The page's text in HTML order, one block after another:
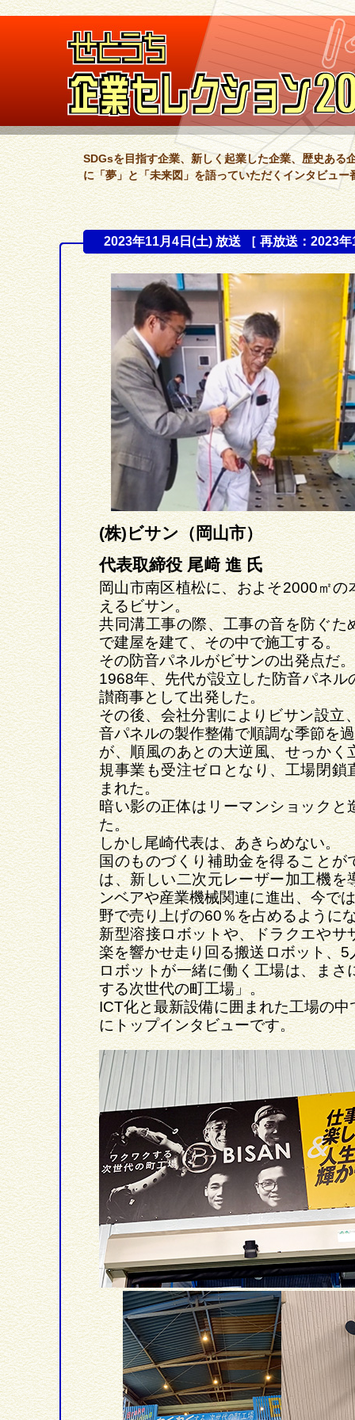
SDGsを目指す企業、新しく起業した企業、歴史ある
に「夢」と「未来図」を語っていただくインタビュ
2023年11月4日(土) 放送 ［ 再放送：2023
(株)ビサン（岡山市）
代表取締役 尾﨑 進 氏
岡山市南区植松に、およそ2000㎡の
えるビサン。
共同溝工事の際、工事の音を防ぐた
で建屋を建て、その中で施工する。
その防音パネルがビサンの出発点だ。
1968年、先代が設立した防音パネル
讃商事として出発した。
その後、会社分割によりビサン設立
音パネルの製作整備で順調な季節を
が、順風のあとの大逆風、せっかく
規事業も受注ゼロとなり、工場閉鎖
まれた。
暗い影の正体はリーマンショックと
た。
しかし尾崎代表は、あきらめない。
国のものづくり補助金を得ることが
は、新しい二次元レーザー加工機を
ンベアや産業機械関連に進出、今で
野で売り上げの60％を占めるように
新型溶接ロボットや、ドラクエやサ
楽を響かせ走り回る搬送ロボット、5
ロボットが一緒に働く工場は、まさ
する次世代の町工場」。
ICT化と最新設備に囲まれた工場の中
にトップインタビューです。